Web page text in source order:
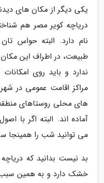
یکی دیگر از مکان های
دریاچه کویر مصر هم
نام دارد. البته حواس
طبیعت، در اطراف این
ندارد و باید روی
مراکز اقامت عمومی در
های محلی روستاهای
آماده اند. البته اگر با
می توانید شب را همینجا
بد نیست بدانید که
خشک دارد و به همین سبب